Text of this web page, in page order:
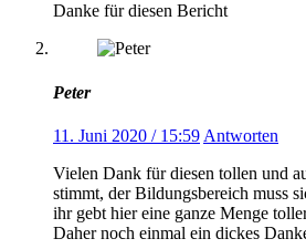
Danke für diesen Bericht
Peter
11. Juni 2020 / 15:59 Antworten
Vielen Dank für diesen tollen und
stimmt, der Bildungsbereich muss
ihr gebt hier eine ganze Menge
Daher noch einmal ein dickes